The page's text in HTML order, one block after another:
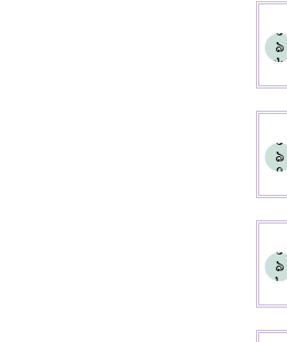
০
৯
৬
০
৯
৭
০
৯
৮